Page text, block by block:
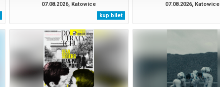
07.08.2026, Katowice
kup bilet
07.08.2026, Katowice